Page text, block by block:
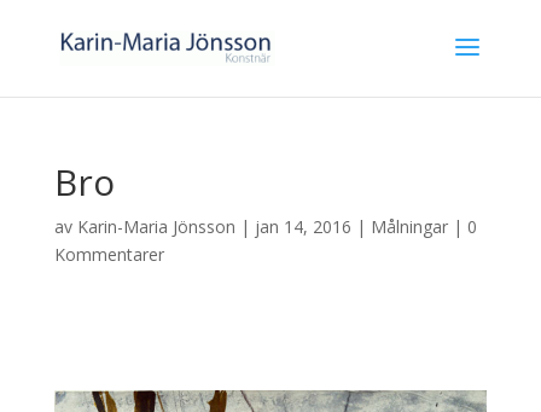
Bro
av Karin-Maria Jönsson | jan 14, 2016 | Målningar| 0
Kommentarer